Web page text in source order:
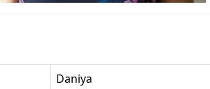
Daniya